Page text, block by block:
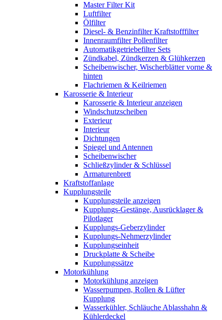
Master Filter Kit
Luftfilter
Ölfilter
Diesel- & Benzinfilter Kraftstofffilter
Innenraumfilter Pollenfilter
Automatikgetriebefilter Sets
Zündkabel, Zündkerzen & Glühkerzen
Scheibenwischer, Wischerblätter vorne &
hinten
Flachriemen & Keilriemen
Karosserie & Interieur
Karosserie & Interieur anzeigen
Windschutzscheiben
Exterieur
Interieur
Dichtungen
Spiegel und Antennen
Scheibenwischer
Schließzylinder & Schlüssel
Armaturenbrett
Kraftstoffanlage
Kupplungsteile
Kupplungsteile anzeigen
Kupplungs-Gestänge, Ausrücklager &
Pilotlager
Kupplungs-Geberzylinder
Kupplungs-Nehmerzylinder
Kupplungseinheit
Druckplatte & Scheibe
Kupplungssätze
Motorkühlung
Motorkühlung anzeigen
Wasserpumpen, Rollen & Lüfter
Kupplung
Wasserkühler, Schläuche Ablasshahn &
Kühlerdeckel